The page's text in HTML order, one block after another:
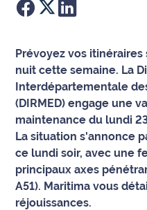
Éducation
Emploi
Environnement
Info
route
Justice
Prévoyez vos
nuit cette semaine. La
Interdépartementale
(DIRMED) engage une
maintenance du lundi
La situation s'annonce
ce lundi soir, avec une
principaux axes
A51). Maritima vous
réjouissances.